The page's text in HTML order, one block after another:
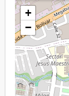
+
−